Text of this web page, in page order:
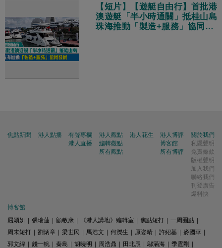
【短片】【遊艇自由行】首批港
澳遊艇「半小時通關」抵桂山島
珠海推動「製造+服務」協同發
焦點新聞 港人點播
有聲專欄
港人直播
港人觀點
編輯觀點
所有觀點
港人花生
港人博評
博客館
所有博評
關於我們
私隱聲明
免責條款
版權聲明
加入我們
聯絡我們
刊登廣告
爆料快
博客館
屈穎妍
張瑞蓮 顧敏康 《港人講地》編輯室 焦點短打 一周圈點
周末短打
劉炳章 梁世民 馬浩文 何濼生 原姿晴 許紹基 麥國華
郭文緯
錢一帆 秦島 胡曉明 周浩鼎 田北辰 鄔滿海 季霆剛